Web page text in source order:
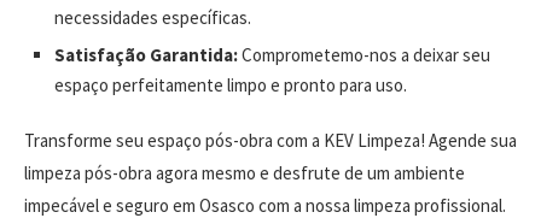
necessidades específicas.
Satisfação Garantida:Comprometemo-nos a deixar seu
espaço perfeitamente limpo e pronto para uso.
Transforme seu espaço pós-obra com a KEV Limpeza! Agende sua
limpeza pós-obra agora mesmo e desfrute de um ambiente
impecável e seguro em Osasco com a nossa limpeza profissional.